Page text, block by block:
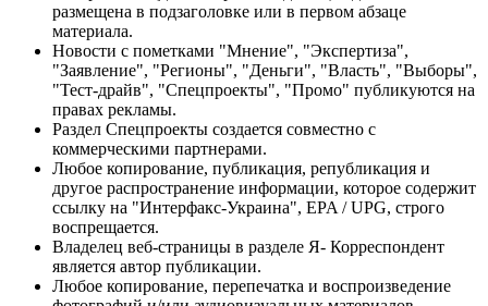
размещена в подзаголовке или в первом абзаце
материала.
Новости с пометками "Мнение", "Экспертиза",
"Заявление", "Регионы", "Деньги", "Власть", "Выборы",
"Тест-драйв", "Спецпроекты", "Промо" публикуются на
правах рекламы.
Раздел Спецпроекты создается совместно с
коммерческими партнерами.
Любое копирование, публикация, републикация и
другое распространение информации, которое содержит
ссылку на "Интерфакс-Украина", EPA / UPG, строго
воспрещается.
Владелец веб-страницы в разделе Я- Корреспондент
является автор публикации.
Любое копирование, перепечатка и воспроизведение